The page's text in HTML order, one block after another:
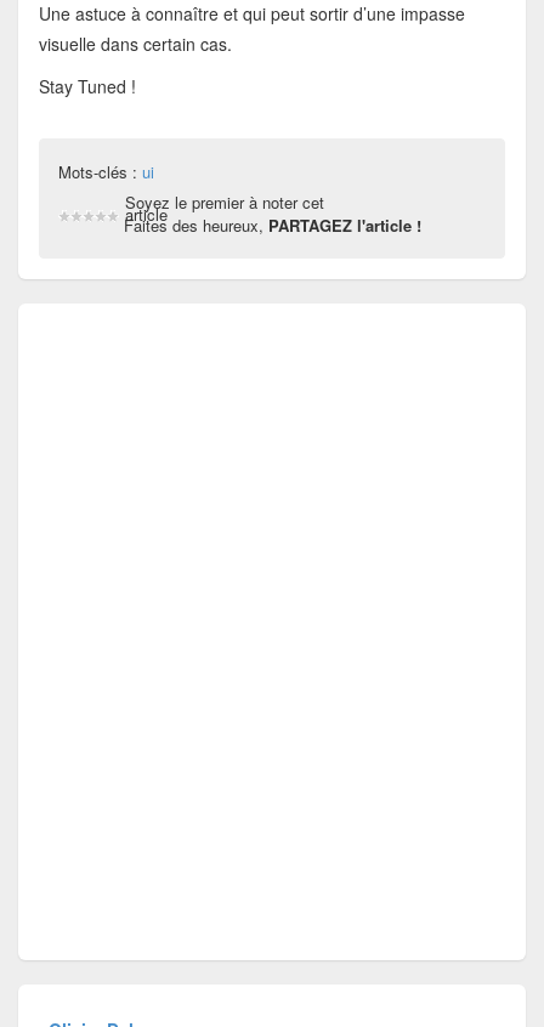
Une astuce à connaître et qui peut sortir d’une impasse
visuelle dans certain cas.
Stay Tuned !
Mots-clés : ui
Soyez le premier à noter cet
article
Faites des heureux, PARTAGEZ l'article !